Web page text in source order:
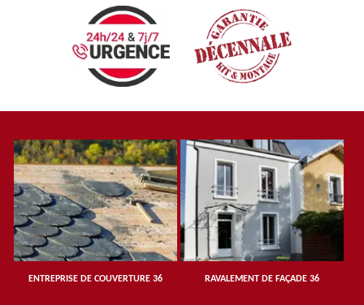
ENTREPRISE DE COUVERTURE 36 RAVALEMENT DE FAÇADE 36